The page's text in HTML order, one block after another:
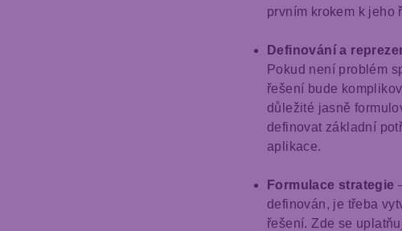
prvním krokem k jeho
Definování a
Pokud není problém
řešení bude
důležité jasně
definovat základní
aplikace.
Formulace strategie
definován, je třeba
řešení. Zde se